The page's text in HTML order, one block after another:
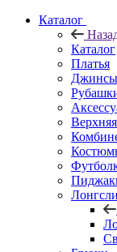
Каталог
Каталог
Платья
Джинсы